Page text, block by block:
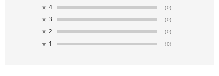
★ 4 (0)
★ 3 (0)
★ 2 (0)
★ 1 (0)